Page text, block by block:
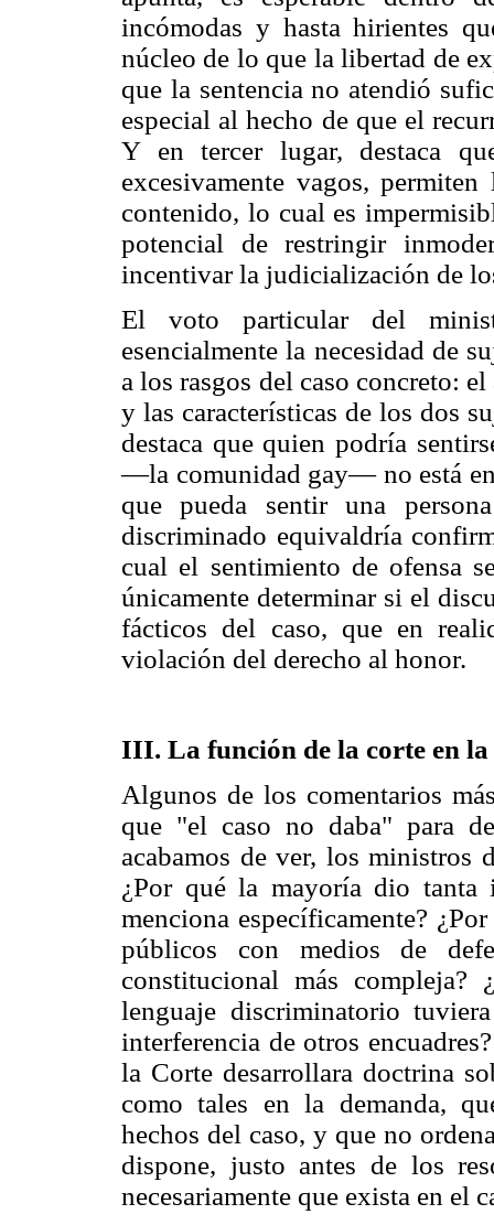
incómodas y hasta hirientes
núcleo de lo que la libertad de
que la sentencia no atendió
especial al hecho de que el
Y en tercer lugar, destaca
excesivamente vagos,
contenido, lo cual es
potencial de restringir
incentivar la judicialización de
El voto particular del
esencialmente la necesidad de
a los rasgos del caso concreto:
y las características de los dos
destaca que quien podría
—la comunidad gay— no está
que pueda sentir una
discriminado equivaldría
cual el sentimiento de ofensa
únicamente determinar si el
fácticos del caso, que en
violación del derecho al honor.
III. La función de la corte en
Algunos de los comentarios
que "el caso no daba" para
acabamos de ver, los ministros
¿Por qué la mayoría dio tanta
menciona específicamente?
públicos con medios de
constitucional más
lenguaje discriminatorio
interferencia de otros
la Corte desarrollara doctrina
como tales en la demanda,
hechos del caso, y que no
dispone, justo antes de los
necesariamente que exista en